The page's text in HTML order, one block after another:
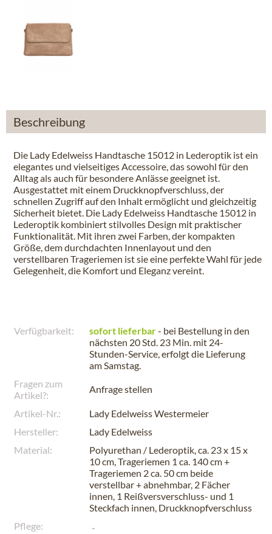
Beschreibung
Die Lady Edelweiss Handtasche 15012 in Lederoptik ist ein
elegantes und vielseitiges Accessoire, das sowohl für den
Alltag als auch für besondere Anlässe geeignet ist.
Ausgestattet mit einem Druckknopfverschluss, der
schnellen Zugriff auf den Inhalt ermöglicht und gleichzeitig
Sicherheit bietet. Die Lady Edelweiss Handtasche 15012 in
Lederoptik kombiniert stilvolles Design mit praktischer
Funktionalität. Mit ihren zwei Farben, der kompakten
Größe, dem durchdachten Innenlayout und den
verstellbaren Trageriemen ist sie eine perfekte Wahl für jede
Gelegenheit, die Komfort und Eleganz vereint.
Verfügbarkeit: sofort lieferbar- bei Bestellung in den
nächsten 20 Std. 23 Min. mit 24-
Stunden-Service, erfolgt die Lieferung
amSamstag.
Fragen zum
Artikel?:
Anfrage stellen
Artikel-Nr.:
Lady Edelweiss Westermeier
Hersteller:
Lady Edelweiss
Material:
Polyurethan / Lederoptik, ca. 23 x 15 x
10 cm, Trageriemen 1 ca. 140 cm +
Trageriemen 2 ca. 50 cm beide
verstellbar + abnehmbar, 2 Fächer
innen, 1 Reißversverschluss- und 1
Steckfach innen, Druckknopfverschluss
Pflege: